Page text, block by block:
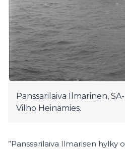
Panssarilaiva Ilmarinen,
Vilho Heinämies.
”Panssarilaiva Ilmarisen hylky